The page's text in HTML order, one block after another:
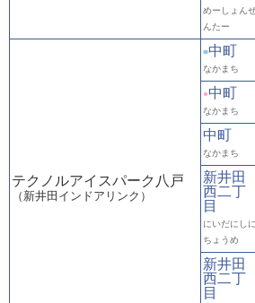
めーしょん
んたー
テクノルアイスパーク八戸
（新井田インドアリンク）
■中町
なかまち
●中町
なかまち
中町
なかまち
新井田
西二丁
目
にいだにしに
ちょうめ
新井田
西二丁
目